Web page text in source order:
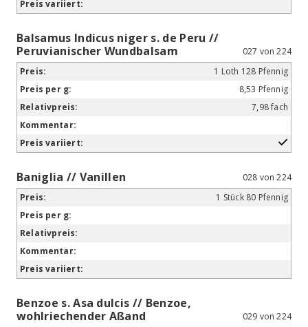
Balsamus Indicus niger s. de Peru //
Peruvianischer Wundbalsam
027 von 224
1 Loth 128 Pfennig
8,53 Pfennig
7,98 fach
Baniglia // Vanillen
028 von 224
1 Stück 80 Pfennig
Benzoe s. Asa dulcis // Benzoe,
wohlriechender Aßand
029 von 224